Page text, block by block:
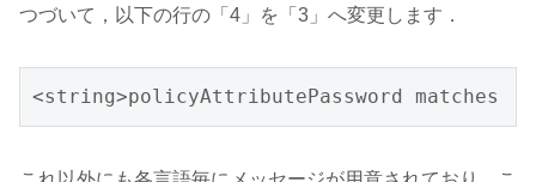
つづいて，以下の行の「4」を「3」へ変更します．
<string>policyAttributePassword